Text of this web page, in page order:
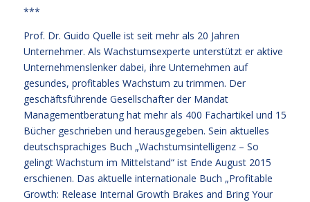
***
Prof. Dr. Guido Quelle ist seit mehr als 20 Jahren
Unternehmer. Als Wachstumsexperte unterstützt er aktive
Unternehmenslenker dabei, ihre Unternehmen auf
gesundes, profitables Wachstum zu trimmen. Der
geschäftsführende Gesellschafter der Mandat
Managementberatung hat mehr als 400 Fachartikel und 15
Bücher geschrieben und herausgegeben. Sein aktuelles
deutschsprachiges Buch „Wachstumsintelligenz – So
gelingt Wachstum im Mittelstand“ ist Ende August 2015
erschienen. Das aktuelle internationale Buch „Profitable
Growth: Release Internal Growth Brakes and Bring Your